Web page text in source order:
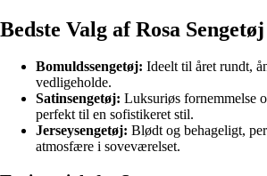
Bedste Valg af Rosa Sengetøj
Bomuldssengetøj: Ideelt til året rundt,
vedligeholde.
Satinsengetøj: Luksuriøs fornemmelse
perfekt til en sofistikeret stil.
Jerseysengetøj: Blødt og behageligt,
atmosfære i soveværelset.